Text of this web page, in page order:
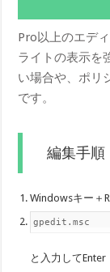
Pro以上のエデ
ライトの表示を
い場合や、ポリ
です。
編集手順
Windowsキー＋
gpedit.msc
と入力してEnter